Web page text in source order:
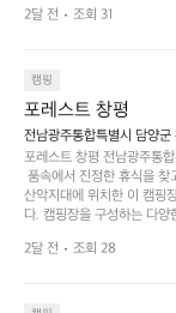
자리를 제공하며, 캠핑의
함께 좋은 시간을 보낼 수
자전거 도로가 있어 아웃
담양의 아름다운 자연과 함
습니다. 하이글루에서 특별
담양의 죽녹원과 함께 어우
이야기들은 여러분의 캠
★
2달 전 조회 31
캠핑
포레스트 창평
전남광주통합특별시 담양
포레스트 창평 전남광주통
품속에서 진정한 휴식을 찾
산악지대에 위치한 이 캠핑
다. 캠핑장을 구성하는 다
만들어갈 수 있는 최적의
산물을 제공하는 캠핑장으
2달 전 조회 28